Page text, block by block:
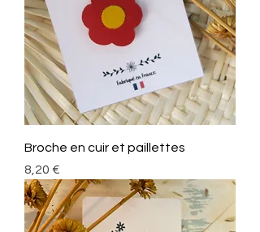
Broche en cuir et paillettes
Prix
8,20 €